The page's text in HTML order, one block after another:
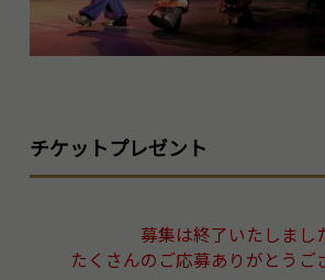
チケットプレゼント
募集は終了いたしまし
たくさんのご応募ありがとうご